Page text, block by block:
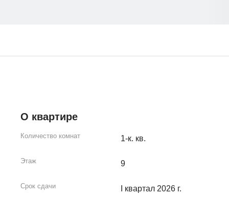
О квартире
Количество комнат 1-к. кв.
Этаж 9
Срок сдачи I квартал 2026 г.